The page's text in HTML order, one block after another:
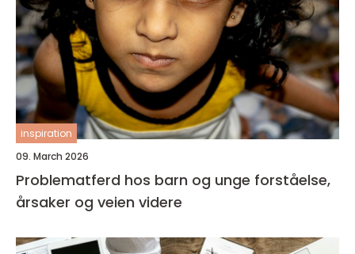
inspiration
09. March 2026
Problematferd hos barn og unge forståelse,
årsaker og veien videre